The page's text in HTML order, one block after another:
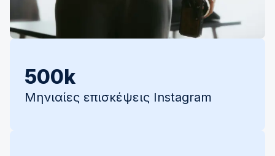
500k
Μηνιαίες επισκέψεις Instagram